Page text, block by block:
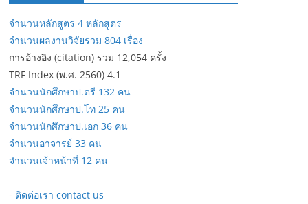
จำนวนหลักสูตร 4 หลักสูตร
จำนวนผลงานวิจัยรวม 804 เรื่อง
การอ้างอิง (citation) รวม 12,054 ครั้ง
TRF Index (พ.ศ. 2560) 4.1
จำนวนนักศึกษาป.ตรี 132 คน
จำนวนนักศึกษาป.โท 25 คน
จำนวนนักศึกษาป.เอก 36 คน
จำนวนอาจารย์ 33 คน
จำนวนเจ้าหน้าที่ 12 คน
- ติดต่อเรา contact us